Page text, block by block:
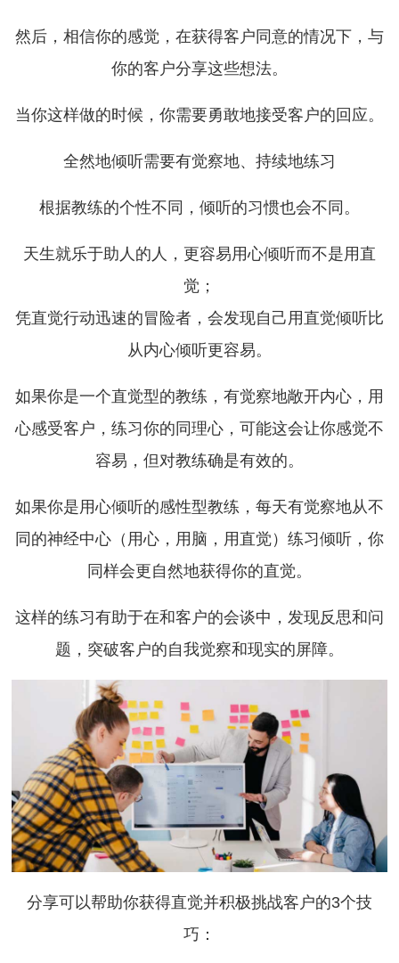
然后，相信你的感觉，在获得客户同意的情况下，与
你的客户分享这些想法。
当你这样做的时候，你需要勇敢地接受客户的回应。
全然地倾听需要有觉察地、持续地练习
根据教练的个性不同，倾听的习惯也会不同。
天生就乐于助人的人，更容易用心倾听而不是用直
觉；
凭直觉行动迅速的冒险者，会发现自己用直觉倾听比
从内心倾听更容易。
如果你是一个直觉型的教练，有觉察地敞开内心，用
心感受客户，练习你的同理心，可能这会让你感觉不
容易，但对教练确是有效的。
如果你是用心倾听的感性型教练，每天有觉察地从不
同的神经中心（用心，用脑，用直觉）练习倾听，你
同样会更自然地获得你的直觉。
这样的练习有助于在和客户的会谈中，发现反思和问
题，突破客户的自我觉察和现实的屏障。
分享可以帮助你获得直觉并积极挑战客户的3个技
巧：